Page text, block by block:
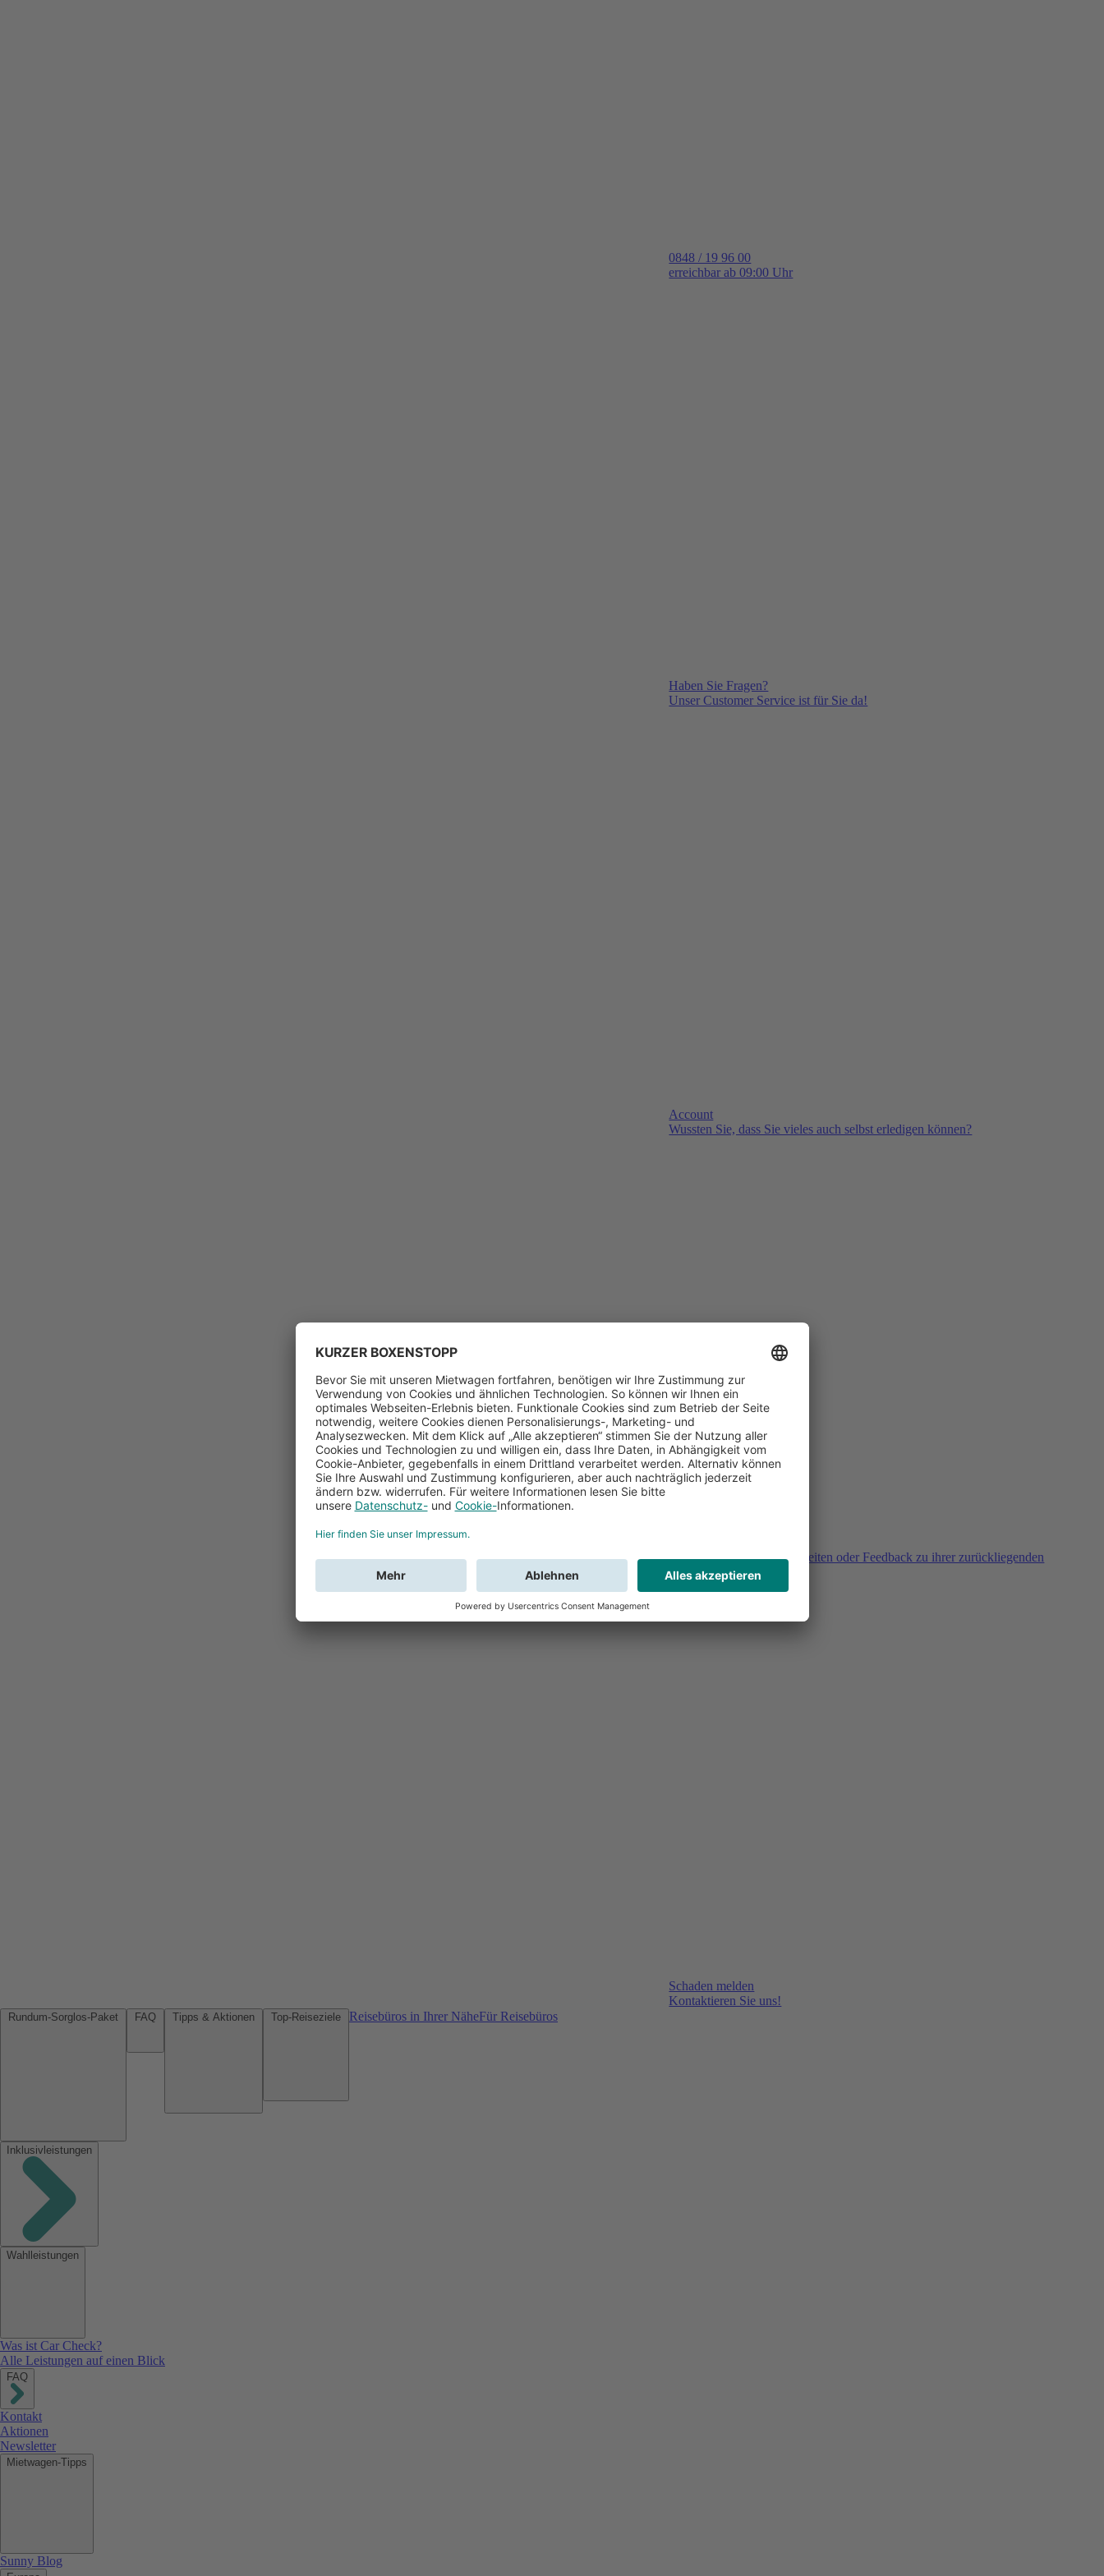
0848 / 19 96 00
erreichbar ab 09:00 Uhr
Haben Sie Fragen?
Unser Customer Service ist für Sie da!
Account
Wussten Sie, dass Sie vieles auch selbst erledigen können?
Sie haben Fragen, Unklarheiten oder Feedback zu ihrer zurückliegenden
Buchung?
Schaden melden
Kontaktieren Sie uns!
Reisebüros in Ihrer NäheFür Reisebüros
Inklusivleistungen
Wahlleistungen
Was ist Car Check?
Alle Leistungen auf einen Blick
FAQ
Kontakt
Aktionen
Newsletter
Mietwagen-Tipps
Sunny Blog